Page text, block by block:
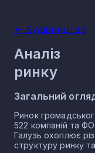
<- Будівництво
Аналіз
ринку
Загальний
Ринок
522 компаній та
Галузь охоплює
структуру ринку